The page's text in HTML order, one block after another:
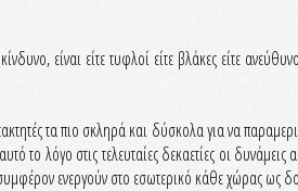
είναι είτε τυφλοί είτε βλάκες είτε
τα πιο σκληρά και δύσκολα για να
αυτό το λόγο στις τελευταίες δεκαετίες οι
ενεργούν στο εσωτερικό κάθε χώρας ως